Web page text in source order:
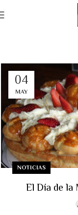
04
MAY
NOTICIAS
El Día de la